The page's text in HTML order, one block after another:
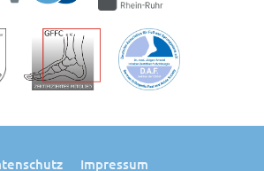
Impressum